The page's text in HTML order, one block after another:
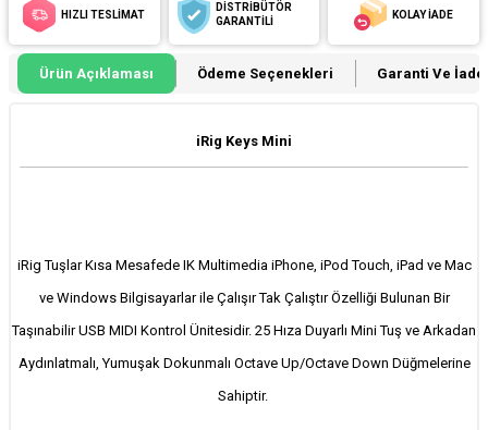
HIZLI TESLİMAT
DİSTRİBÜTÖR
GARANTİLİ
KOLAY İADE
Ürün Açıklaması Ödeme Seçenekleri Garanti Ve İade
iRig Keys Mini
iRig Tuşlar Kısa Mesafede IK Multimedia iPhone, iPod Touch, iPad ve Mac
ve Windows Bilgisayarlar ile Çalışır Tak Çalıştır Özelliği Bulunan Bir
Taşınabilir USB MIDI Kontrol Ünitesidir. 25 Hıza Duyarlı Mini Tuş ve Arkadan
Aydınlatmalı, Yumuşak Dokunmalı Octave Up/Octave Down Düğmelerine
Sahiptir.